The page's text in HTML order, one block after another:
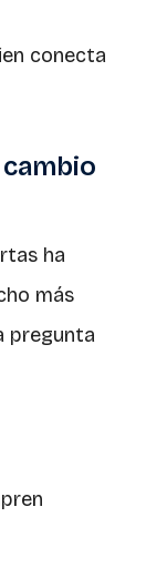
conecta
ha
más
pregunta